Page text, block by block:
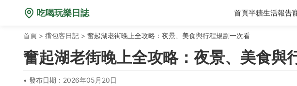
吃喝玩樂日誌 首頁半糖生活報告
首頁 > 揹包客日記 > 奮起湖老街晚上全攻略：夜景、美食與行程規劃一次看
奮起湖老街晚上全攻略：夜景、美食與
• 發布日期：2026年05月20日